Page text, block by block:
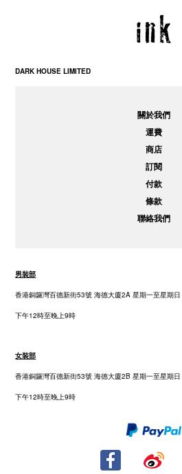
DARK HOUSE LIMITED
關於我們
運費
商店
訂閱
付款
條款
聯絡我們
男裝部
香港銅鑼灣百德新街53號 海德大廈2A 星期一至星期
下午12時至晚上9時
女裝部
香港銅鑼灣百德新街53號 海德大廈2B 星期一至星期
下午12時至晚上9時